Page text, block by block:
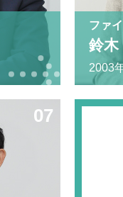
ファ
鈴
2003
07